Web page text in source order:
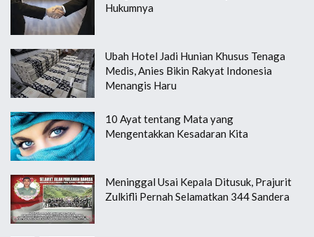
Hukumnya
Ubah Hotel Jadi Hunian Khusus Tenaga
Medis, Anies Bikin Rakyat Indonesia
Menangis Haru
10 Ayat tentang Mata yang
Mengentakkan Kesadaran Kita
Meninggal Usai Kepala Ditusuk, Prajurit
Zulkifli Pernah Selamatkan 344 Sandera